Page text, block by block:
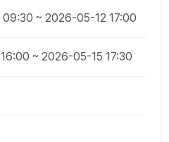
~ 2026-05-12 17:00
~ 2026-05-15 17:30